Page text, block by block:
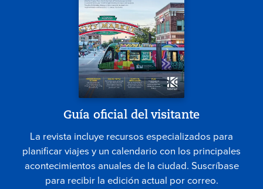
Guía oficial del visitante
La revista incluye recursos especializados para
planificar viajes y un calendario con los principales
acontecimientos anuales de la ciudad. Suscríbase
para recibir la edición actual por correo.